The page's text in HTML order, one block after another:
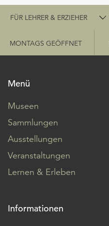
Schnellzugriff
FÜR LEHRER & ERZIEHER
MONTAGS GEÖFFNET
Menü
Museen
Sammlungen
Ausstellungen
Veranstaltungen
Lernen & Erleben
Informationen